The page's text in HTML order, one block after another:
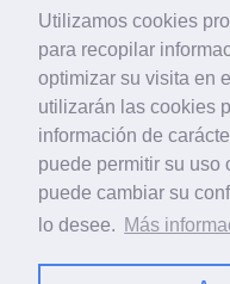
Utilizamos cookies
para recopilar
optimizar su visita en
utilizarán las cookies
información de
puede permitir su uso
puede cambiar su
lo desee. Más
Ediciones Industria Gráfica
el mercado de la
profesionales
comunicación visual y el
Ediciones Industria Gráfica,